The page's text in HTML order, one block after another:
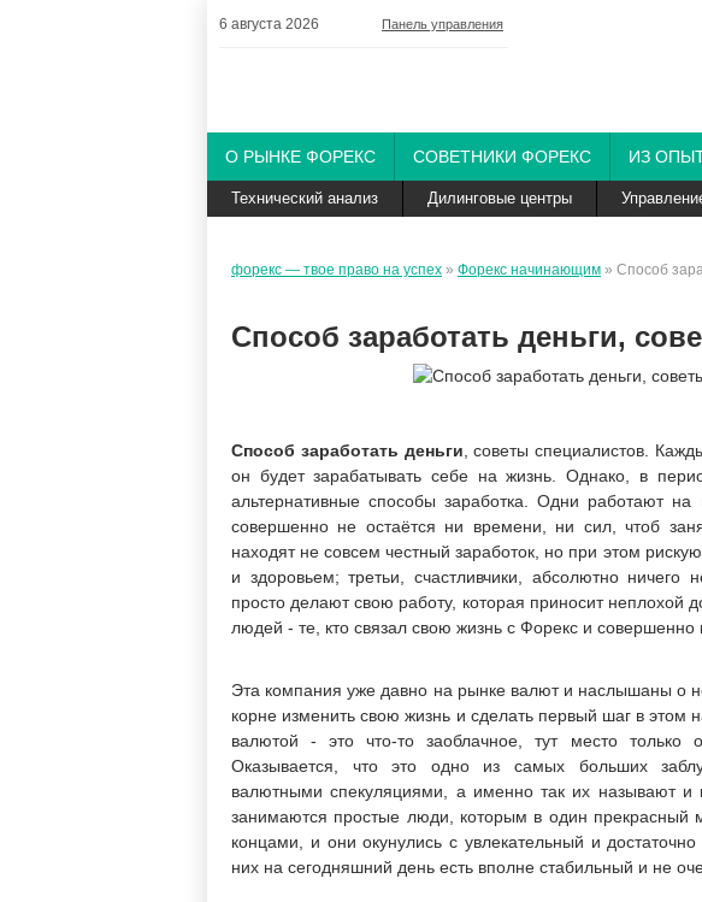
6 августа 2026 Панель управления
О РЫНКЕ ФОРЕКС СОВЕТНИКИ ФОРЕКС ИЗ
Технический анализ Дилинговые центры
форекс — твое право на успех » Форекс начинающим » Способ
Способ заработать деньги,
Способ заработать деньги , советы специалистов.
он будет зарабатывать себе на жизнь. Однако, в
альтернативные способы заработка. Одни работают
совершенно не остаётся ни времени, ни сил, чтоб
находят не совсем честный заработок, но при этом
и здоровьем; третьи, счастливчики, абсолютно
просто делают свою работу, которая приносит неплохой
людей - те, кто связал свою жизнь с Форекс и совершенно
Эта компания уже давно на рынке валют и наслышаны о
корне изменить свою жизнь и сделать первый шаг в этом
валютой - это что-то заоблачное, тут место только
Оказывается, что это одно из самых больших
валютными спекуляциями, а именно так их называют и
занимаются простые люди, которым в один прекрасный
концами, и они окунулись с увлекательный и
них на сегодняшний день есть вполне стабильный и не